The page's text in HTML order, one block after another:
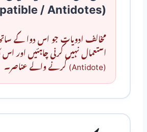
(Incompatible / Antidotes)
مخالف ادویات جو اس دوا کے ساتھ
استعمال نہیں کرنی چاہئیں اور اس
(Antidote) کرنے والے عناصر۔